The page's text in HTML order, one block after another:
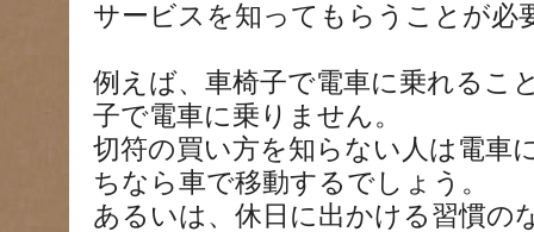
サービスを知ってもらうことが必
例えば、車椅子で電車に乗れるこ
子で電車に乗りません。
切符の買い方を知らない人は電車
ちなら車で移動するでしょう。
あるいは、休日に出かける習慣の